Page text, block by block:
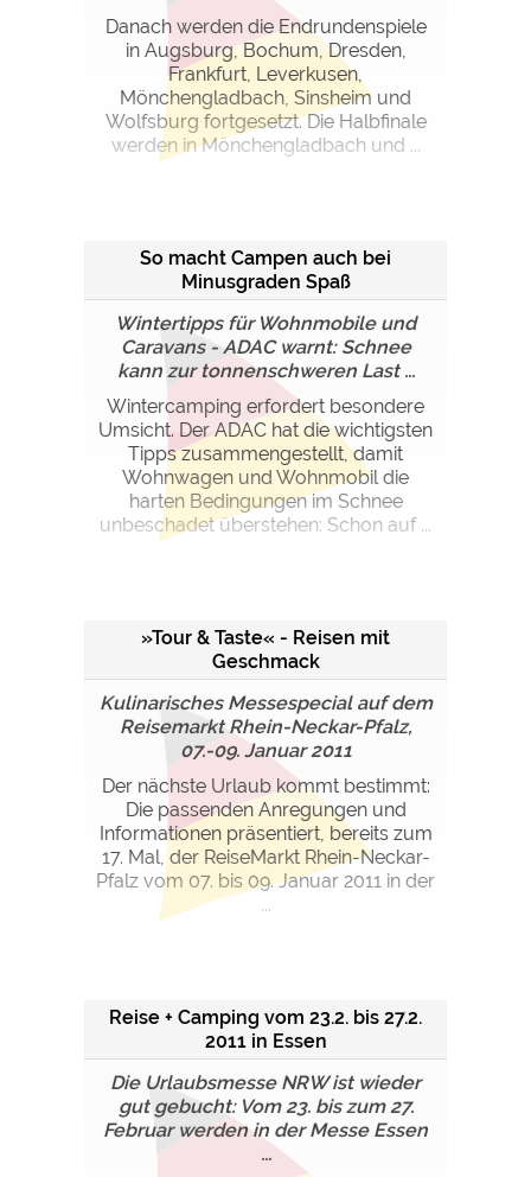
Danach werden die Endrundenspiele
in Augsburg, Bochum, Dresden,
Frankfurt, Leverkusen,
Mönchengladbach, Sinsheim und
Wolfsburg fortgesetzt. Die Halbfinale
werden in Mönchengladbach und ...
So macht Campen auch bei
Minusgraden Spaß
Wintertipps für Wohnmobile und
Caravans - ADAC warnt: Schnee
kann zur tonnenschweren Last ...
Wintercamping erfordert besondere
Umsicht. Der ADAC hat die wichtigsten
Tipps zusammengestellt, damit
Wohnwagen und Wohnmobil die
harten Bedingungen im Schnee
unbeschadet überstehen: Schon auf ...
»Tour & Taste« - Reisen mit
Geschmack
Kulinarisches Messespecial auf dem
Reisemarkt Rhein-Neckar-Pfalz,
07.-09. Januar 2011
Der nächste Urlaub kommt bestimmt:
Die passenden Anregungen und
Informationen präsentiert, bereits zum
17. Mal, der ReiseMarkt Rhein-Neckar-
Pfalz vom 07. bis 09. Januar 2011 in der
...
Reise + Camping vom 23.2. bis 27.2.
2011 in Essen
Die Urlaubsmesse NRW ist wieder
gut gebucht: Vom 23. bis zum 27.
Februar werden in der Messe Essen
...